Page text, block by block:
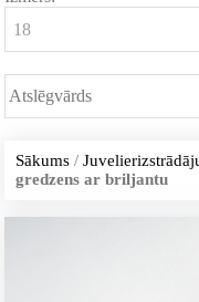
Sākums /
gredzens ar briljantu